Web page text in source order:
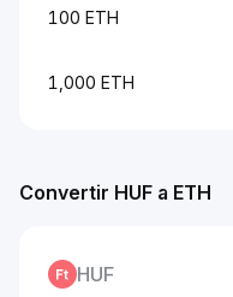
100 ETH
1,000 ETH
Convertir HUF a ETH
HUF